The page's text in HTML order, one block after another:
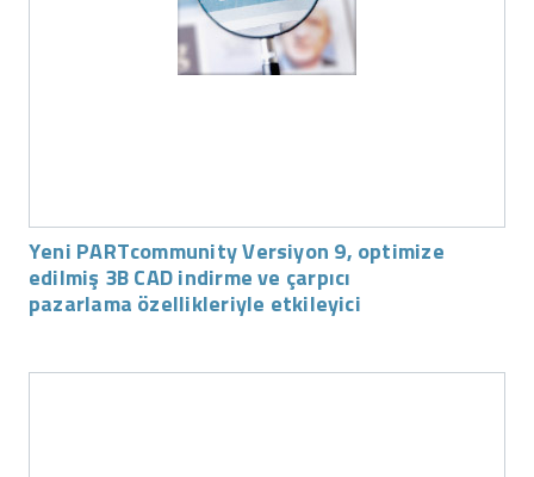
Yeni PARTcommunity Versiyon 9, optimize
edilmiş 3B CAD indirme ve çarpıcı
pazarlama özellikleriyle etkileyici